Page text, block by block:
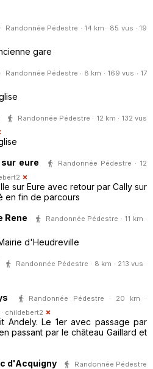
Randonnée Pédestre · 14 km · 85 vus · 19
gare
Randonnée Pédestre · 8 km · 169 vus · 17
Randonnée Pédestre · 12 km · 132 vus
eure
Randonnée Pédestre · 12
sur Eure avec retour par Cally sur
en fin de parcours
Rene
Randonnée Pédestre · 11 km ·
d'Heudreville
Randonnée Pédestre · 8 km · 213 vus ·
Randonnée Pédestre · 20 km ·
childebert2
Andely. Le 1er avec passage par
passant par le château Gaillard et
d'Acquigny
Randonnée Pédestre